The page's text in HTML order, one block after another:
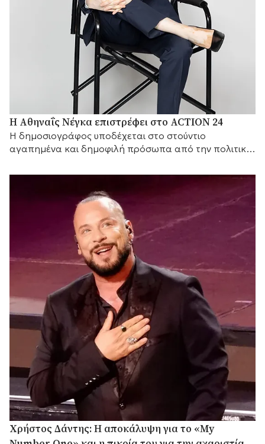
Η Αθηναΐς Νέγκα επιστρέφει στο ACTION 24
H δημοσιογράφος υποδέχεται στο στούντιο
αγαπημένα και δημοφιλή πρόσωπα από την πολιτική
Χρήστος Δάντης: Η αποκάλυψη για το «My